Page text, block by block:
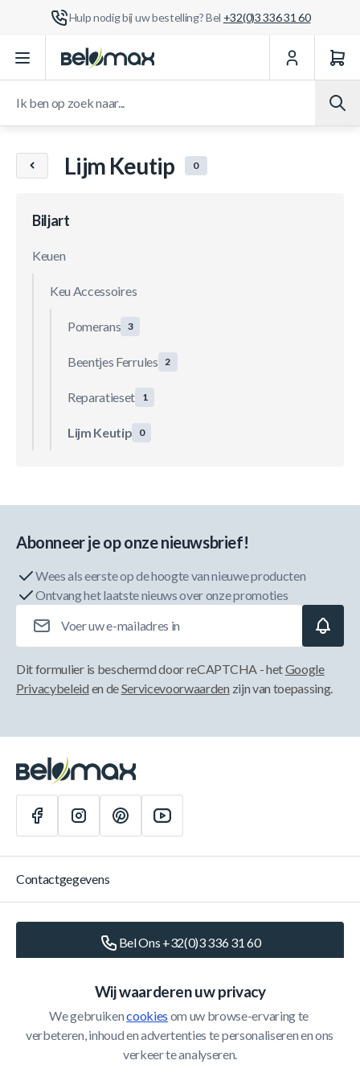
Hulp nodig bij uw bestelling? Bel +32(0)3 336 31 60
Ga naar de inhoud
Lijm Keutip 0
Biljart
Keuen
Keu Accessoires
Pomerans 3
Beentjes Ferrules 2
Reparatieset 1
Lijm Keutip 0
Wij waarderen uw privacy
We gebruiken cookies om uw browse-ervaring te
verbeteren, inhoud en advertenties te personaliseren en ons
verkeer te analyseren.
Abonneer je op onze nieuwsbrief!
Wees als eerste op de hoogte van nieuwe producten
Ontvang het laatste nieuws over onze promoties
Dit formulier is beschermd door reCAPTCHA - hetGoogle
Privacybeleid en deServicevoorwaarden zijn van toepassing.
Contactgegevens
Bel Ons +32(0)3 336 31 60
Schrijf Ons info@belomax.com
Routebeschrijving naar de Belomax